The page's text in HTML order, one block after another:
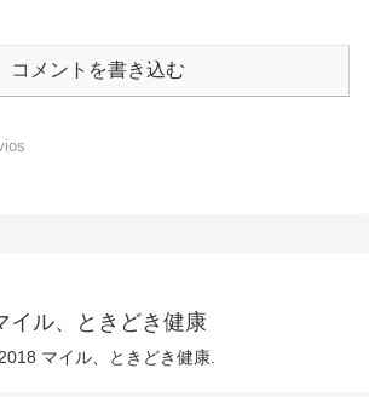
コメントを書き込む
イル、ときどき健康
マイル、ときどき健康.